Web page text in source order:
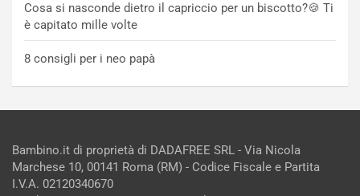
Cosa si nasconde dietro il capriccio per un biscotto?🍪 Ti
è capitato mille volte
8 consigli per i neo papà
Bambino.it di proprietà di DADAFREE SRL - Via Nicola
Marchese 10, 00141 Roma (RM) - Codice Fiscale e Partita
I.V.A. 02120340670